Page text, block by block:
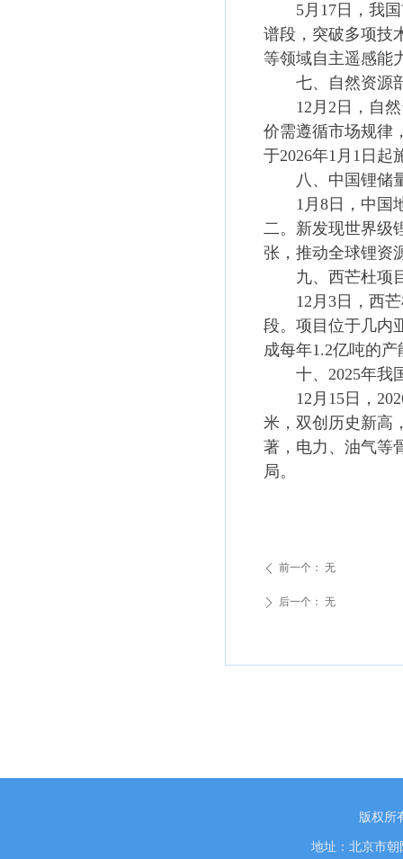
5月17日，我国
谱段，突破多项技
等领域自主遥感能
七、自然资源部
12月2日，自然
价需遵循市场规律
于2026年1月1日
八、中国锂储
1月8日，中国地
二。新发现世界级
张，推动全球锂资
九、西芒杜项目
12月3日，西芒
段。项目位于几内
成每年1.2亿吨的产
十、2025年我
12月15日，2026
米，双创历史新高
著，电力、油气等
局。
ꄴ 前一个： 无
ꄲ 后一个： 无
版权所
地址：北京市